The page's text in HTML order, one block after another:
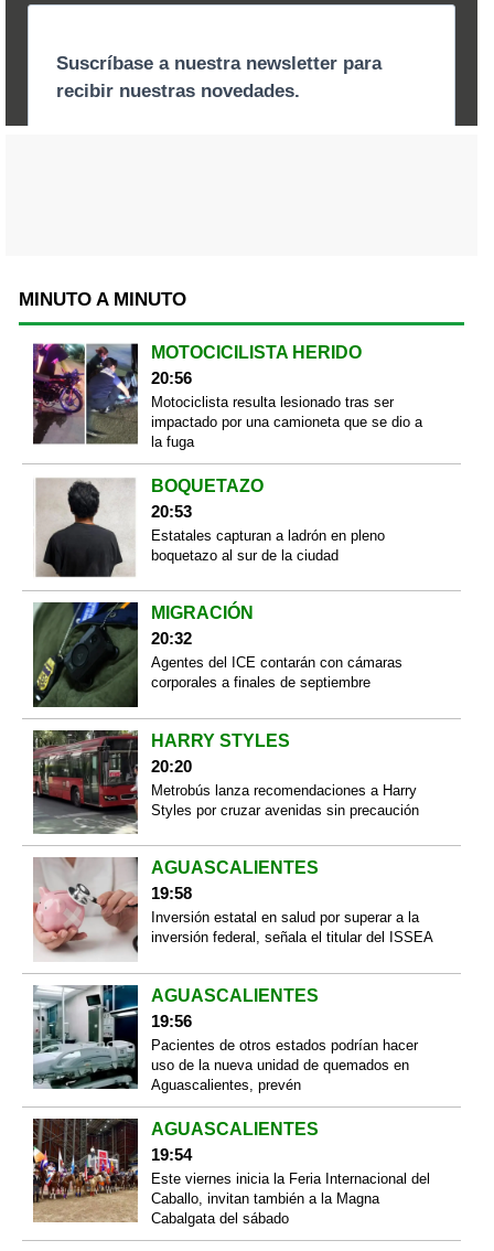
MINUTO A MINUTO
MOTOCICILISTA HERIDO
20:56
Motociclista resulta lesionado tras ser
impactado por una camioneta que se dio a
la fuga
BOQUETAZO
20:53
Estatales capturan a ladrón en pleno
boquetazo al sur de la ciudad
MIGRACIÓN
20:32
Agentes del ICE contarán con cámaras
corporales a finales de septiembre
HARRY STYLES
20:20
Metrobús lanza recomendaciones a Harry
Styles por cruzar avenidas sin precaución
AGUASCALIENTES
19:58
Inversión estatal en salud por superar a la
inversión federal, señala el titular del ISSEA
AGUASCALIENTES
19:56
Pacientes de otros estados podrían hacer
uso de la nueva unidad de quemados en
Aguascalientes, prevén
AGUASCALIENTES
19:54
Este viernes inicia la Feria Internacional del
Caballo, invitan también a la Magna
Cabalgata del sábado